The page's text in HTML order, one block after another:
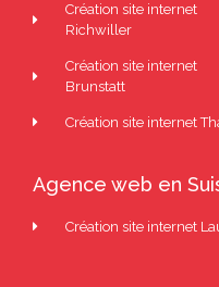
Création site internet
Richwiller
Création site internet
Brunstatt
Création site internet
Agence web en
Création site internet